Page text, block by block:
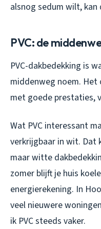
alsnog sedum wilt,
PVC: de
PVC-dakbedekking is
middenweg noem.
met goede prestaties,
Wat PVC interessant
verkrijgbaar in wit. Dat
maar witte
zomer blijft je huis
energierekening. In
veel nieuwere
ik PVC steeds vaker.